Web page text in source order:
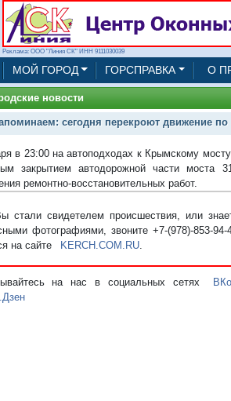
Реклама: ООО "Линия СК" ИНН 9111030039
МОЙ ГОРОД ГОРСПРАВКА О
новости
сегодня перекроют движение
в 23:00 на автоподходах к Крымскому
закрытием автодорожной части
ремонтно-восстановительных работ.
стали свидетелем происшествия, или
фотографиями, звоните +7-(978)-853-94-
на сайте KERCH.COM.RU.
на нас в социальных сетях